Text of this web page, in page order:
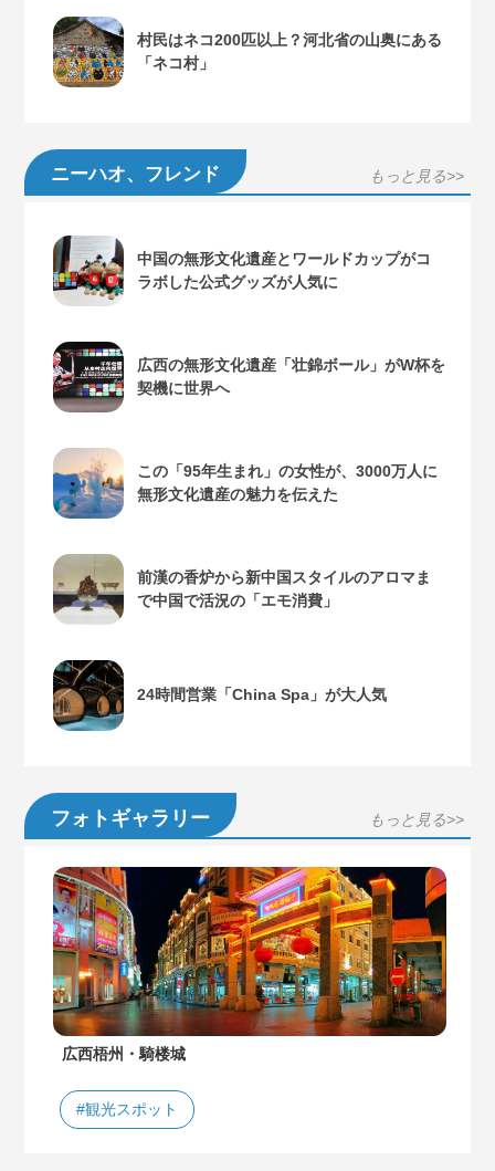
村民はネコ200匹以上？河北省の山奥にある
「ネコ村」
ニーハオ、フレンド もっと見る>>
中国の無形文化遺産とワールドカップがコ
ラボした公式グッズが人気に
広西の無形文化遺産「壮錦ボール」がW杯を
契機に世界へ
この「95年生まれ」の女性が、3000万人に
無形文化遺産の魅力を伝えた
前漢の香炉から新中国スタイルのアロマま
で中国で活況の「エモ消費」
24時間営業「China Spa」が大人気
フォトギャラリー もっと見る>>
広西梧州・騎楼城
#観光スポット